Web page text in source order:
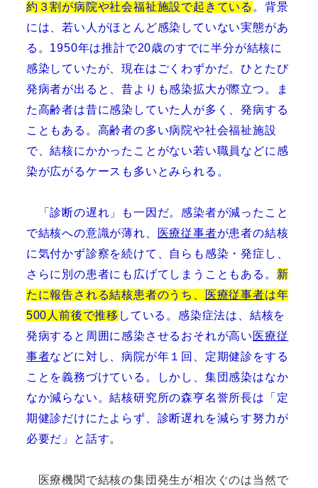
約３割が病院や社会福祉施設で起きている 。 背景
には、若い人がほとんど感染していない実態があ
る。 1950年は推計で20歳のすでに半分が結核に
感染していたが、現在はごくわずかだ。ひとたび
発病者が出ると、昔よりも感染拡大が際立つ。ま
た高齢者は昔に感染していた人が多く、発病する
こともある。高齢者の多い病院や社会福祉施設
で、結核にかかったことがない若い職員などに感
染が広がるケースも多いとみられる。
「診断の遅れ」も一因だ。感染者が減ったこと
で結核への意識が薄れ、
医療従事者が患者の結核
に気付かず診察を続けて、自らも感染・発症し、
さらに別の患者にも広げてしまうこともある。 新
たに報告される結核患者のうち、
医療従事者は年
500 人前後で推移 している。感染症法は、結核を
発病すると周囲に感染させるおそれが高い 医療従
事者などに対し、病院が年１回、定期健診をする
ことを義務づけている。しかし、集団感染はなか
なか減らない。結核研究所の森亨名誉所長は「定
期健診だけにたよらず、診断遅れを減らす努力が
必要だ」と話す。
医療機関で結核の集団発生が相次ぐのは当然で